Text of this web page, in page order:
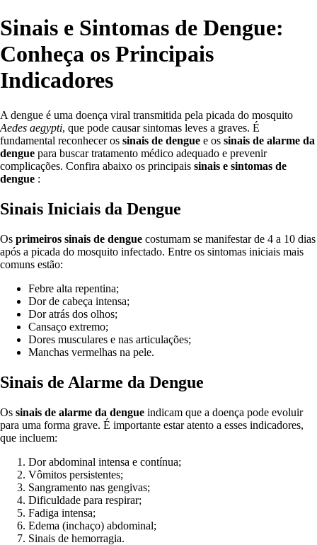
Sinais e Sintomas de Dengue:
Conheça os Principais
Indicadores
A dengue é uma doença viral transmitida pela picada do mosquito
Aedes aegypti, que pode causar sintomas leves a graves. É
fundamental reconhecer os sinais de dengue e os sinais de alarme da
dengue para buscar tratamento médico adequado e prevenir
complicações. Confira abaixo os principais sinais e sintomas de
dengue :
Sinais Iniciais da Dengue
Os primeiros sinais de dengue costumam se manifestar de 4 a 10 dias
após a picada do mosquito infectado. Entre os sintomas iniciais mais
comuns estão:
Febre alta repentina;
Dor de cabeça intensa;
Dor atrás dos olhos;
Cansaço extremo;
Dores musculares e nas articulações;
Manchas vermelhas na pele.
Sinais de Alarme da Dengue
Os sinais de alarme da dengue indicam que a doença pode evoluir
para uma forma grave. É importante estar atento a esses indicadores,
que incluem:
Dor abdominal intensa e contínua;
Vômitos persistentes;
Sangramento nas gengivas;
Dificuldade para respirar;
Fadiga intensa;
Edema (inchaço) abdominal;
Sinais de hemorragia.